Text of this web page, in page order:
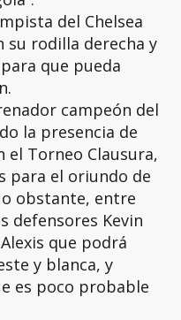
del Chelsea
su rodilla derecha y
que pueda
campeón del
la presencia de
Torneo Clausura,
para el oriundo de
obstante, entre
defensores Kevin
que podrá
y blanca, y
es poco probable